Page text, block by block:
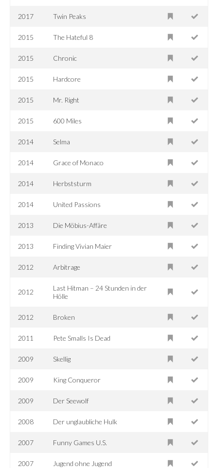
2017 Twin Peaks
2015 The Hateful 8
2015 Chronic
2015 Hardcore
2015 Mr. Right
2015 600 Miles
2014 Selma
2014 Grace of Monaco
2014 Herbststurm
2014 United Passions
2013 Die Möbius-Affäre
2013 Finding Vivian Maier
2012 Arbitrage
2012
Last Hitman – 24 Stunden in der
Hölle
2012 Broken
2011 Pete Smalls Is Dead
2009 Skellig
2009 King Conqueror
2009 Der Seewolf
2008 Der unglaubliche Hulk
2007 Funny Games U.S.
2007 Jugend ohne Jugend